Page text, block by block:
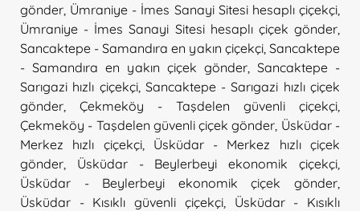
gönder Ümraniye - İmes Sanayi Sitesi hesaplı çiçekçi
Ümraniye - İmes Sanayi Sitesi hesaplı çiçek gönder
Sancaktepe - Samandıra en yakın çiçekçi Sancaktepe
- Samandıra en yakın çiçek gönder Sancaktepe -
Sarıgazi hızlı çiçekçi, Sancaktepe - Sarıgazi hızlı çiçek
gönder
Çekmeköy - Taşdelen güvenli çiçekçi
Çekmeköy - Taşdelen güvenli çiçek gönder Üsküdar -
Merkez hızlı çiçekçi, Üsküdar - Merkez hızlı çiçek
gönder
Üsküdar - Beylerbeyi ekonomik çiçekçi
Üsküdar - Beylerbeyi ekonomik çiçek gönder
Üsküdar - Kısıklı güvenli çiçekçi, Üsküdar - Kısıklı